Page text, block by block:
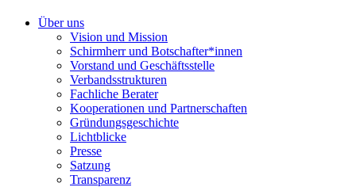
Über uns
Vision und Mission
Schirmherr und Botschafter*innen
Vorstand und Geschäftsstelle
Verbandsstrukturen
Fachliche Berater
Kooperationen und Partnerschaften
Gründungsgeschichte
Lichtblicke
Presse
Satzung
Transparenz